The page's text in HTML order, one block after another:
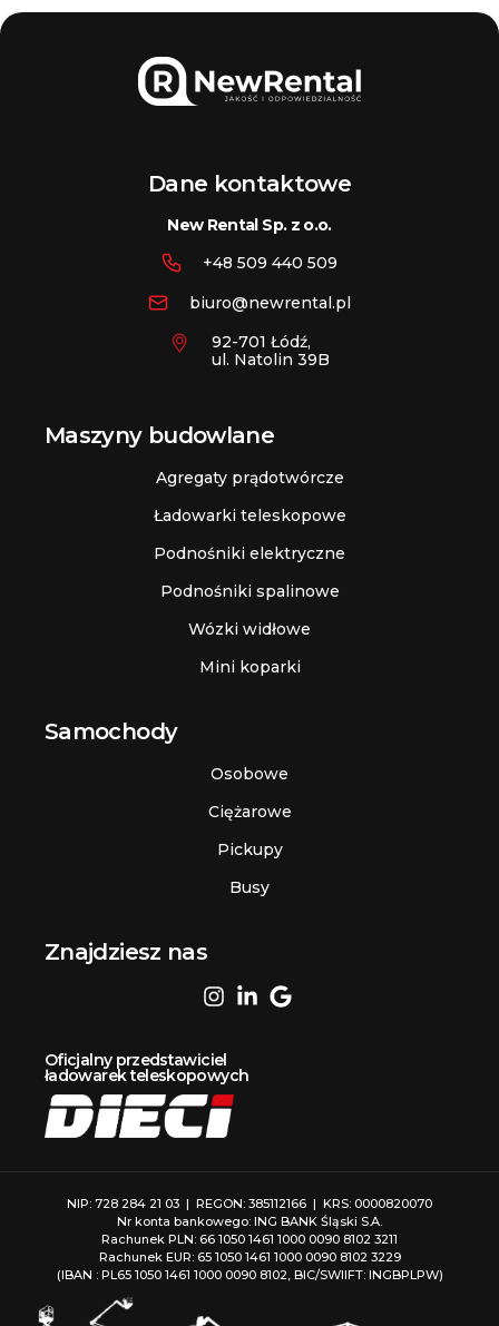
Dane kontaktowe
New Rental Sp. z o.o.
+48 509 440 509
biuro@newrental.pl
92-701 Łódź,
ul. Natolin 39B
Maszyny budowlane
Agregaty prądotwórcze
Ładowarki teleskopowe
Podnośniki elektryczne
Podnośniki spalinowe
Wózki widłowe
Mini koparki
Samochody
Osobowe
Ciężarowe
Pickupy
Busy
Znajdziesz nas
Oficjalny przedstawiciel
ładowarek teleskopowych
NIP: 728 284 21 03 | REGON: 385112166 | KRS: 0000820070
Nr konta bankowego: ING BANK Śląski S.A.
Rachunek PLN: 66 1050 1461 1000 0090 8102 3211
Rachunek EUR: 65 1050 1461 1000 0090 8102 3229
(IBAN : PL65 1050 1461 1000 0090 8102, BIC/SWIIFT: INGBPLPW)